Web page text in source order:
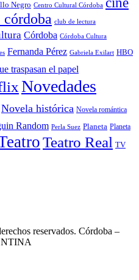
Negro Centro Cultural Córdoba
club de lectura
Córdoba Córdoba Cultura
Fernanda Pérez Gabriela Exilart HBO
traspasan el papel
Novedades
Novela histórica Novela romántica
Random Perla Suez Planeta Planeta
Teatro Real TV
reservados. Córdoba –